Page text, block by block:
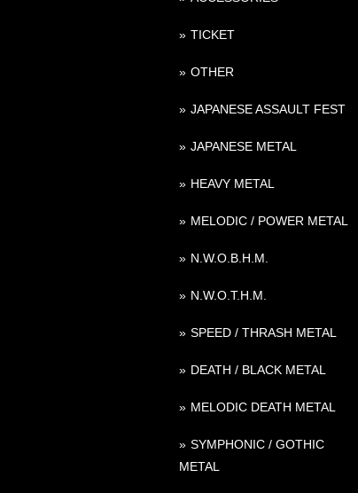
TICKET
OTHER
JAPANESE ASSAULT FEST
JAPANESE METAL
HEAVY METAL
MELODIC / POWER METAL
N.W.O.B.H.M.
N.W.O.T.H.M.
SPEED / THRASH METAL
DEATH / BLACK METAL
MELODIC DEATH METAL
SYMPHONIC / GOTHIC
METAL